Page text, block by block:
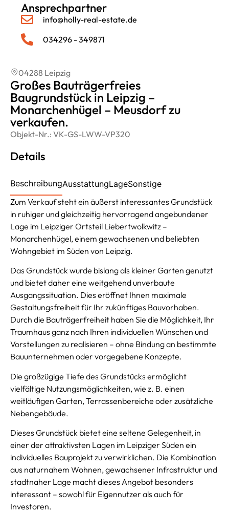
Ansprechpartner
info@holly-real-estate.de
034296 - 349871
04288 Leipzig
Großes Bauträgerfreies
Baugrundstück in Leipzig –
Monarchenhügel – Meusdorf zu
verkaufen.
Objekt-Nr.: VK-GS-LWW-VP320
Details
BeschreibungAusstattungLageSonstige
Zum Verkauf steht ein äußerst interessantes Grundstück
in ruhiger und gleichzeitig hervorragend angebundener
Lage im Leipziger Ortsteil Liebertwolkwitz –
Monarchenhügel, einem gewachsenen und beliebten
Wohngebiet im Süden von Leipzig.
Das Grundstück wurde bislang als kleiner Garten genutzt
und bietet daher eine weitgehend unverbaute
Ausgangssituation. Dies eröffnet Ihnen maximale
Gestaltungsfreiheit für Ihr zukünftiges Bauvorhaben.
Durch die Bauträgerfreiheit haben Sie die Möglichkeit, Ihr
Traumhaus ganz nach Ihren individuellen Wünschen und
Vorstellungen zu realisieren – ohne Bindung an bestimmte
Bauunternehmen oder vorgegebene Konzepte.
Die großzügige Tiefe des Grundstücks ermöglicht
vielfältige Nutzungsmöglichkeiten, wie z. B. einen
weitläufigen Garten, Terrassenbereiche oder zusätzliche
Nebengebäude.
Dieses Grundstück bietet eine seltene Gelegenheit, in
einer der attraktivsten Lagen im Leipziger Süden ein
individuelles Bauprojekt zu verwirklichen. Die Kombination
aus naturnahem Wohnen, gewachsener Infrastruktur und
stadtnaher Lage macht dieses Angebot besonders
interessant – sowohl für Eigennutzer als auch für
Investoren.